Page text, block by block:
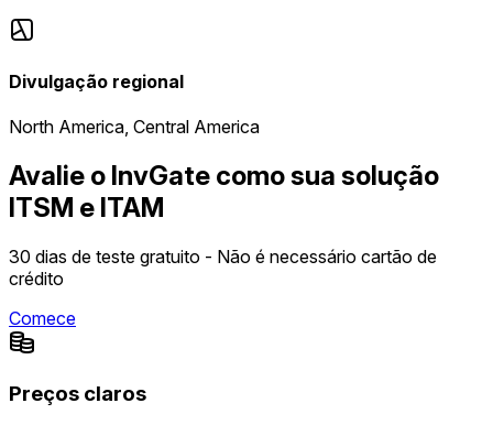
Divulgação regional
North America, Central America
Avalie o InvGate como sua solução
ITSM e ITAM
30 dias de teste gratuito - Não é necessário cartão de
crédito
Comece
Preços claros